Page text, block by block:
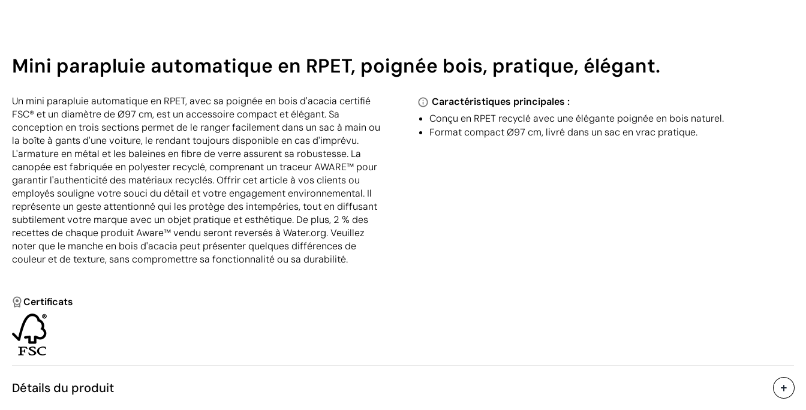
Mini parapluie automatique en RPET, poignée bois, pratique, élégant.
Un mini parapluie automatique en RPET, avec sa poignée en bois d'acacia certifié
FSC® et un diamètre de Ø97 cm, est un accessoire compact et élégant. Sa
conception en trois sections permet de le ranger facilement dans un sac à main ou
la boîte à gants d'une voiture, le rendant toujours disponible en cas d'imprévu.
L'armature en métal et les baleines en fibre de verre assurent sa robustesse. La
canopée est fabriquée en polyester recyclé, comprenant un traceur AWARE™ pour
garantir l'authenticité des matériaux recyclés. Offrir cet article à vos clients ou
employés souligne votre souci du détail et votre engagement environnemental. Il
représente un geste attentionné qui les protège des intempéries, tout en diffusant
subtilement votre marque avec un objet pratique et esthétique. De plus, 2 % des
recettes de chaque produit Aware™ vendu seront reversés à Water.org. Veuillez
noter que le manche en bois d'acacia peut présenter quelques différences de
couleur et de texture, sans compromettre sa fonctionnalité ou sa durabilité.
Caractéristiques principales :
Conçu en RPET recyclé avec une élégante poignée en bois naturel.
Format compact Ø97 cm, livré dans un sac en vrac pratique.
Certificats
Détails du produit